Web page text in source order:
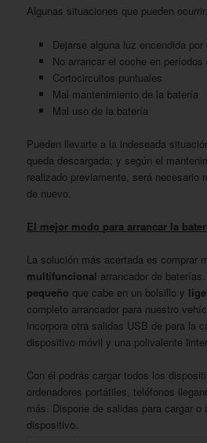
Algunas situaciones que pueden ocurrir:
Dejarse alguna luz encendida por
No arrancar el coche en
Cortocircuitos puntuales
Mal mantenimiento de la batería
Mal uso de la batería
Pueden llevarte a la indeseada
queda descargada; y según el
realizado previamente, será necesario
de nuevo.
El mejor modo para arrancar la
La solución más acertada es comprar
multifuncional arrancador de
pequeño que cabe en un bolsillo y
completo arrancador para nuestro
incorpora otra salidas USB de para la
dispositivo móvil y una polivalente
Con él podrás cargar todos los
ordenadores portátiles, teléfonos
más. Dispone de salidas para cargar o
dispositivo.